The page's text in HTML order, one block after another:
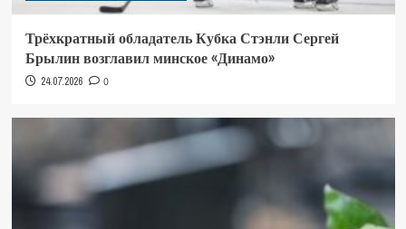
Трёхкратный обладатель Кубка Стэнли Сергей
Брылин возглавил минское «Динамо»
24.07.2026 0